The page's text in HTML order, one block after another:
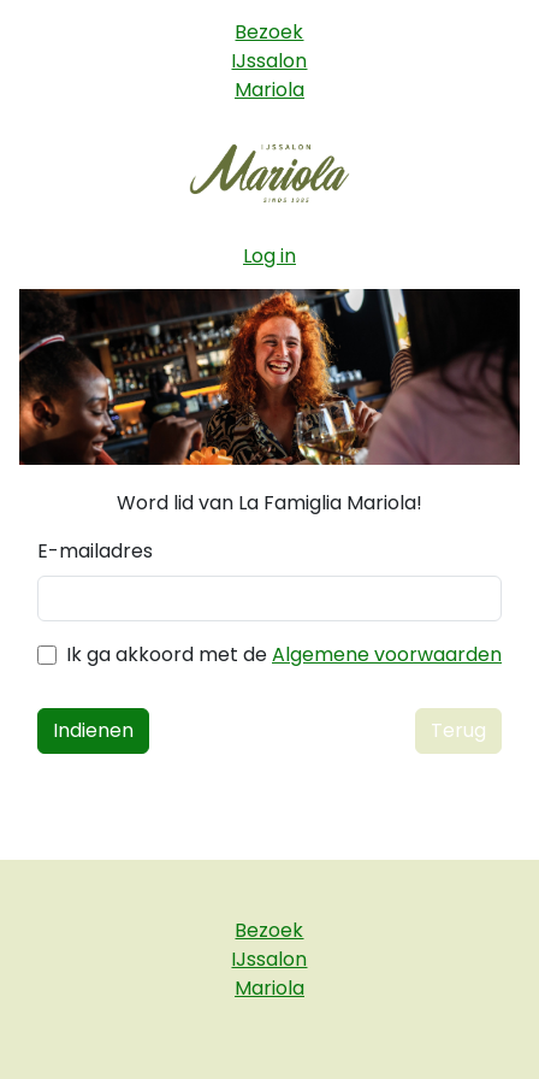
Bezoek
IJssalon
Mariola
Log in
Word lid van La Famiglia Mariola!
E-mailadres
Ik ga akkoord met deAlgemene voorwaarden
Indienen Terug
Bezoek
IJssalon
Mariola